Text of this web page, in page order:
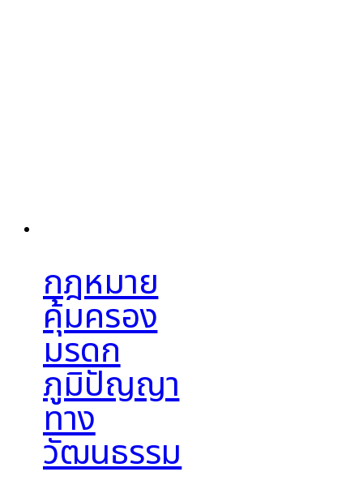
กฎหมาย
คุ้มครอง
มรดก
ภูมิปัญญา
ทาง
วัฒนธรรม